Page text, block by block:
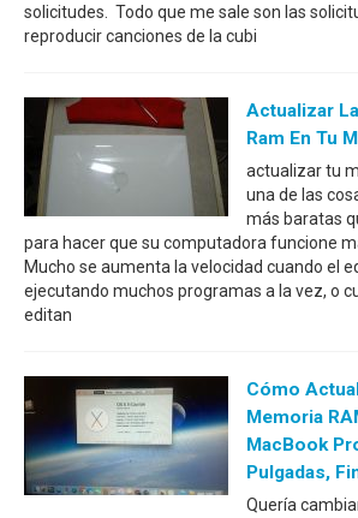
solicitudes. Todo que me sale son las
reproducir canciones de la cubi
Actualizar
Ram En Tu
actualizar tu
una de las
más baratas
para hacer que su computadora funcione
Mucho se aumenta la velocidad cuando el
ejecutando muchos programas a la vez, o
editan
Cómo
Memoria
MacBook
Pulgadas,
Quería